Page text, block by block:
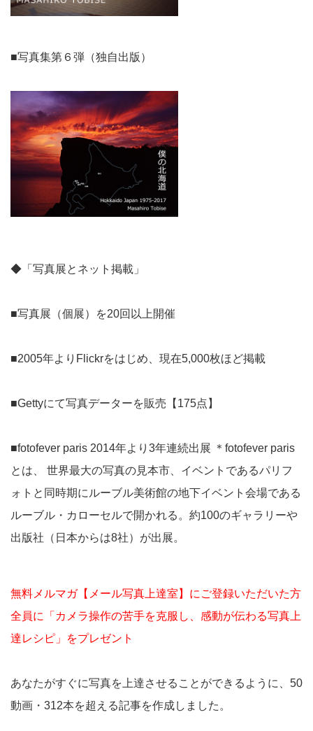
■写真集第６弾（独自出版）
◆「写真展とネット掲載」
■写真展（個展）を20回以上開催
■2005年よりFlickrをはじめ、現在5,000枚ほど掲載
■Gettyにて写真データーを販売【175点】
■fotofever paris 2014年より3年連続出展 ＊fotofever paris
とは、 世界最大の写真の見本市、イベントであるパリフ
ォトと同時期にルーブル美術館の地下イベント会場である
ルーブル・カローセルで開かれる。約100のギャラリーや
出版社（日本からは8社）が出展。
無料メルマガ【メール写真上達室】にご登録いただいた方
全員に「カメラ操作の苦手を克服し、感動が伝わる写真上
達レシピ」をプレゼント
あなたがすぐに写真を上達させることができるように、50
動画・312本を超える記事を作成しました。